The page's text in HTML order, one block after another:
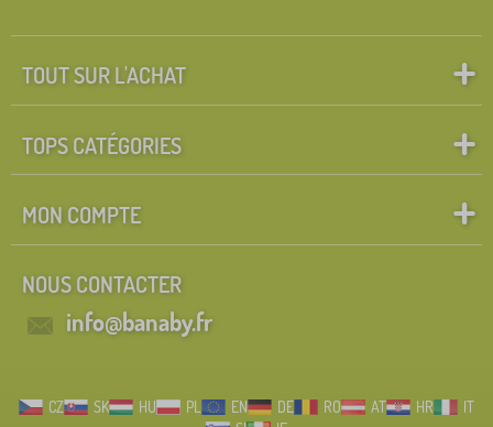
FILTRATION
TOUT SUR L'ACHAT
TOPS CATÉGORIES
MON COMPTE
NOUS CONTACTER
info@banaby.fr
CZ SK HU PL EN DE RO AT HR
IT